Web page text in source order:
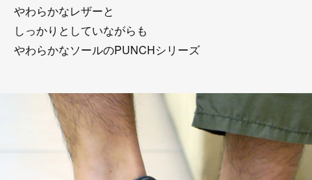
やわらかなレザーと
しっかりとしていながらも
やわらかなソールのPUNCHシリーズ